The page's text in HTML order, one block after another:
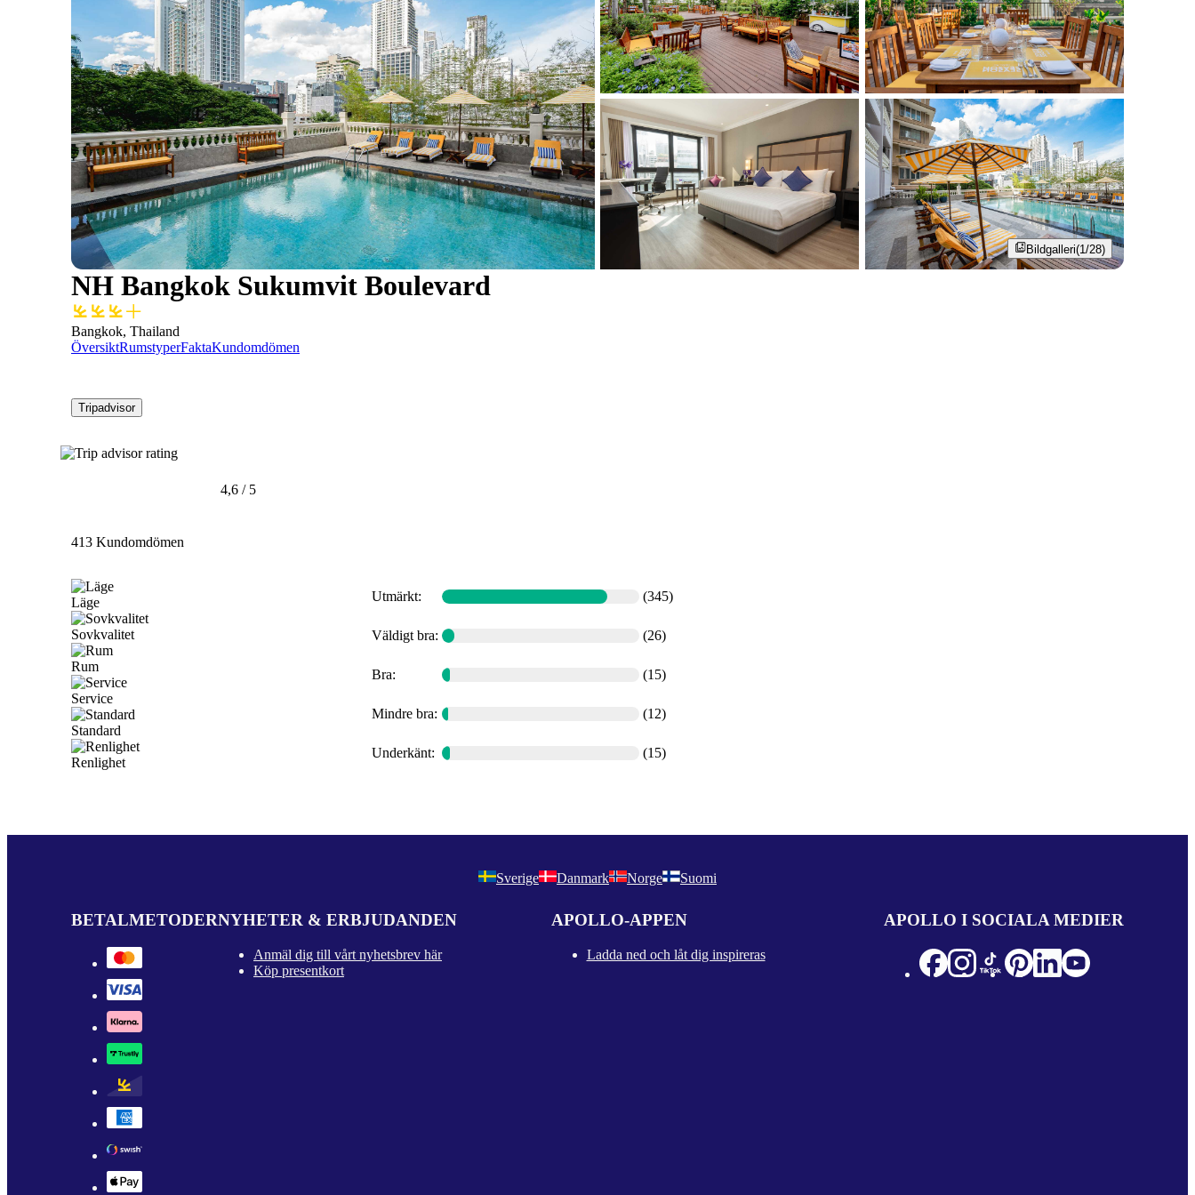
Bildgalleri(1/28)
NH Bangkok Sukumvit Boulevard
Bangkok, Thailand
ÖversiktRumstyperFaktaKundomdömen
Tripadvisor
4,6 / 5
413 Kundomdömen
Utmärkt: (345)
Väldigt bra: (26)
Bra: (15)
Mindre bra: (12)
Underkänt: (15)
Läge
Sovkvalitet
Rum
Service
Standard
Renlighet
Sverige Danmark Norge Suomi
BETALMETODERNYHETER & ERBJUDANDEN
Anmäl dig till vårt nyhetsbrev här
Köp presentkort
APOLLO-APPEN
Ladda ned och låt dig inspireras
APOLLO I SOCIALA MEDIER